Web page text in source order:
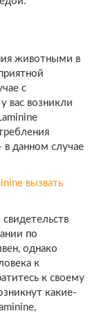
животными в
с
вас возникли
в данном случае
вызвать
по
однако
к
к своему
какие-